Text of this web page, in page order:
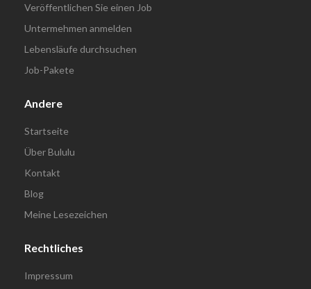
Veröffentlichen Sie einen Job
Untermehmen anmelden
Lebensläufe durchsuchen
Job-Pakete
Andere
Startseite
Über Bululu
Kontakt
Blog
Meine Lesezeichen
Rechtliches
Impressum